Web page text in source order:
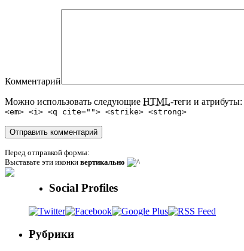
Комментарий
Можно использовать следующие HTML-теги и атрибуты:
<em> <i> <q cite=""> <strike> <strong>
Перед отправкой формы:
Выставьте эти иконки вертикально
Social Profiles
Рубрики